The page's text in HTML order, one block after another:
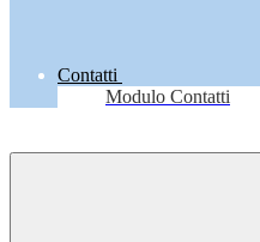
Contatti
Modulo Contatti